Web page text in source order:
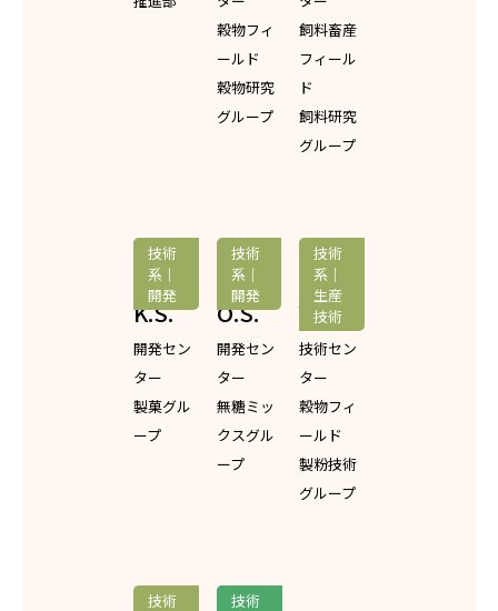
穀物フィ
ールド
穀物研究
グループ
飼料畜産
フィール
ド
飼料研究
グループ
K.S.
開発セン
ター
製菓グル
ープ
技術
系｜
開発
O.S.
開発セン
ター
無糖ミッ
クスグル
ープ
技術
系｜
開発
Y.T.
技術セン
ター
穀物フィ
ールド
製粉技術
グループ
技術
系｜
生産
技術
技術 技術